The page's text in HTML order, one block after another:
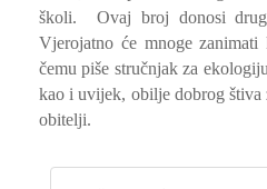
školi. Ovaj broj donosi
Vjerojatno će mnoge
čemu piše stručnjak za
kao i uvijek, obilje dobrog štiva
obitelji.